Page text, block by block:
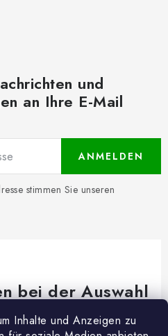
Inhalte und Anzeigen zu
und
an Ihre E-Mail
stimmen Sie unseren
ANMELDEN
bei der Auswahl
Wir sind für dich da!